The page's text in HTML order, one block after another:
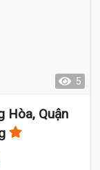
5
Hòa, Quận